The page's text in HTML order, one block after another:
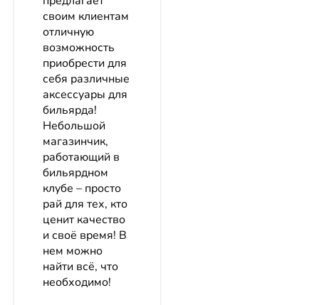
своим клиентам
отличную
возможность
приобрести для
себя различные
аксессуары для
бильярда!
Небольшой
магазинчик,
работающий в
бильярдном
клубе – просто
рай для тех, кто
ценит качество
и своё время! В
нем можно
найти всё, что
необходимо!